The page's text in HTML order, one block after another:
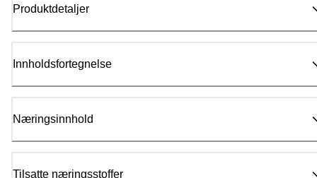
Produktdetaljer
Innholdsfortegnelse
Næringsinnhold
Tilsatte næringsstoffer